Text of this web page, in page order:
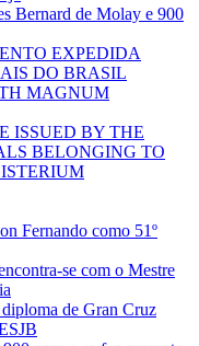
Bernard de Molay e 900
EXPEDIDA
DO BRASIL
MAGNUM
ISSUED BY THE
BELONGING TO
Fernando como 51º
se com o Mestre
de Gran Cruz